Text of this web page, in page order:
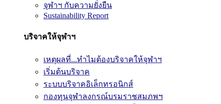
จุฬาฯ กับความยั่งยืน
Sustainability Report
บริจาคให้จุฬาฯ
เหตุผลที่...ทำไมต้องบริจาคให้จุฬาฯ
เริ่มต้นบริจาค
ระบบบริจาคอิเล็กทรอนิกส์
กองทุนจุฬาลงกรณ์บรมราชสมภพฯ